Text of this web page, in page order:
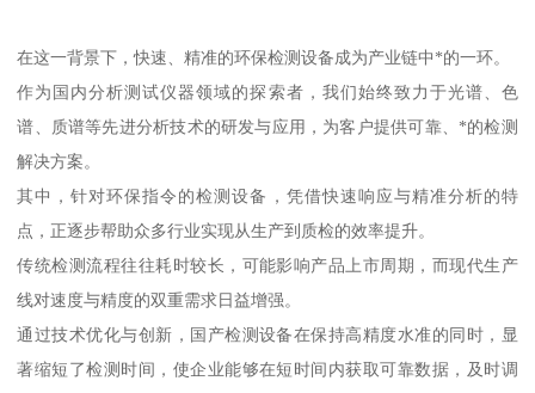
在这一背景下，快速、精准的环保检测设备成为产业链中*的一环。
作为国内分析测试仪器领域的探索者，我们始终致力于光谱、色
谱、质谱等先进分析技术的研发与应用，为客户提供可靠、*的检测
解决方案。
其中，针对环保指令的检测设备，凭借快速响应与精准分析的特
点，正逐步帮助众多行业实现从生产到质检的效率提升。
传统检测流程往往耗时较长，可能影响产品上市周期，而现代生产
线对速度与精度的双重需求日益增强。
通过技术优化与创新，国产检测设备在保持高精度水准的同时，显
著缩短了检测时间，使企业能够在短时间内获取可靠数据，及时调